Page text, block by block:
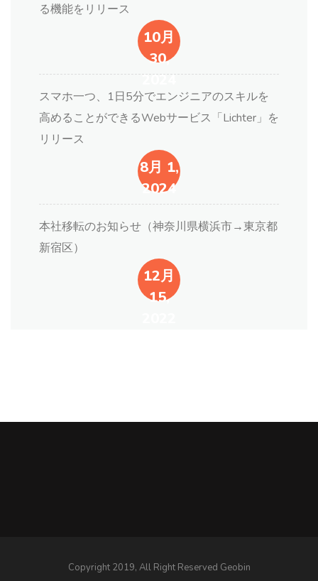
る機能をリリース
10月
30,
2024
スマホ一つ、1日5分でエンジニアのスキルを
高めることができるWebサービス「Lichter」を
リリース
8月 1,
2024
本社移転のお知らせ（神奈川県横浜市→東京都
新宿区）
12月
15,
Copyright 2019, All Right Reserved Geobin